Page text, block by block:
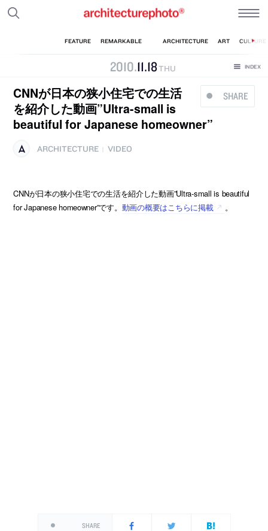
2010.11.18 THU
SHARE
CNNが日本の狭小住宅での生活
を紹介した動画”Ultra-small is
beautiful for Japanese homeowner”
ARCHITECTURE VIDEO
CNNが日本の狭小住宅での生活を紹介した動画”Ultra-small is beautiful
for Japanese homeowner”です。 動画の概要はこちらに掲載 。
SHARE